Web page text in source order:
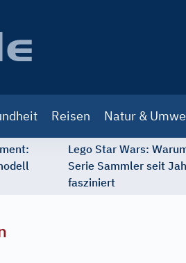
Reisen Natur &
Lego Star Wars:
Serie Sammler seit
fasziniert